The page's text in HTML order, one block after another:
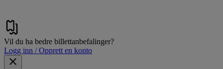
Vil du ha bedre billettanbefalinger?
Logg inn / Opprett en konto